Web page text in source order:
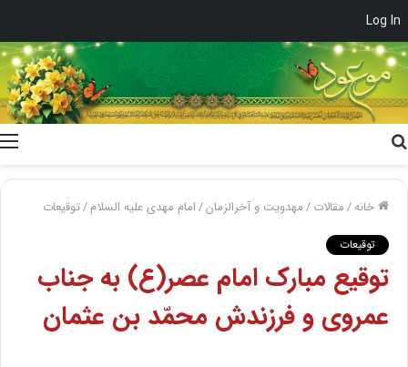
Log In
خانه/مقالات/مهدویت و آخرالزمان/امام مهدی علیه السلام/توقیعات
توقیعات
توقیع مبارک امام عصر(ع) به جناب
عمروی و فرزندش محمّد بن عثمان